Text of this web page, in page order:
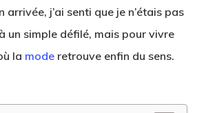
arrivée, j’ai senti que je n’étais pas
un simple défilé, mais pour vivre
la moderetrouve enfin du sens.